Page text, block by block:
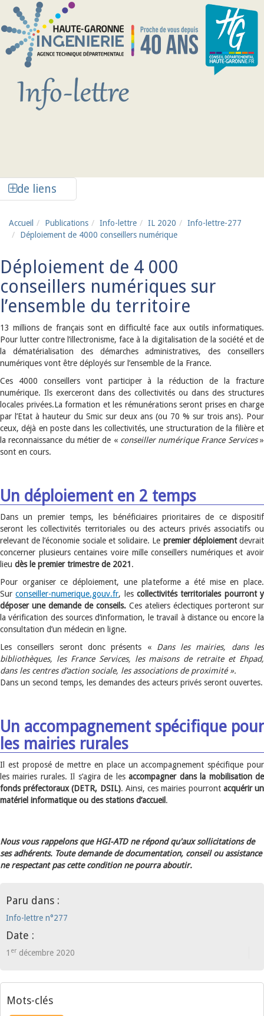
Aller au contenu principal
de liens
Accueil Publications Info-lettre IL 2020
Info-lettre-277
Déploiement de 4000 conseillers numérique
Déploiement de 4 000
conseillers numériques sur
l’ensemble du territoire
13 millions de français sont en difficulté face aux outils informatiques.
Pour lutter contre l’illectronisme, face à la digitalisation de la société et de
la dématérialisation des démarches administratives, des conseillers
numériques vont être déployés sur l’ensemble de la France.
Ces 4000 conseillers vont participer à la réduction de la fracture
numérique. Ils exerceront dans des collectivités ou dans des structures
locales privées.La formation et les rémunérations seront prises en charge
par l’Etat à hauteur du Smic sur deux ans (ou 70 % sur trois ans). Pour
ceux, déjà en poste dans les collectivités, une structuration de la filière et
la reconnaissance du métier de «conseiller numérique France Services»
sont en cours.
Un déploiement en 2 temps
Dans un premier temps, les bénéficiaires prioritaires de ce dispositif
seront les collectivités territoriales ou des acteurs privés associatifs ou
relevant de l’économie sociale et solidaire. Le premier déploiementdevrait
concerner plusieurs centaines voire mille conseillers numériques et avoir
lieu dès le premier trimestre de 2021.
Pour organiser ce déploiement, une plateforme a été mise en place.
Surconseiller-numerique.gouv.fr, lescollectivités territoriales pourront y
déposer une demande de conseils. Ces ateliers éclectiques porteront sur
la vérification des sources d’information, le travail à distance ou encore la
consultation d’un médecin en ligne.
Les conseillers seront donc présents « Dans les mairies, dans les
bibliothèques, les France Services, les maisons de retraite et Ehpad,
dans les centres d’action sociale, les associations de proximité ».
Dans un second temps, les demandes des acteurs privés seront ouvertes.
Un accompagnement spécifique pour
les mairies rurales
Il est proposé de mettre en place un accompagnement spécifique pour
les mairies rurales. Il s’agira de lesaccompagner dans la mobilisation de
fonds préfectoraux (DETR, DSIL). Ainsi, ces mairies pourront acquérir un
matériel informatique ou des stations d’accueil .
Nous vous rappelons que HGI-ATD ne répond qu'aux sollicitations de
ses adhérents. Toute demande de documentation, conseil ou assistance
ne respectant pas cette condition ne pourra aboutir.
Paru dans :
Info-lettre n°277
Date :
1 er décembre 2020
Mots-clés